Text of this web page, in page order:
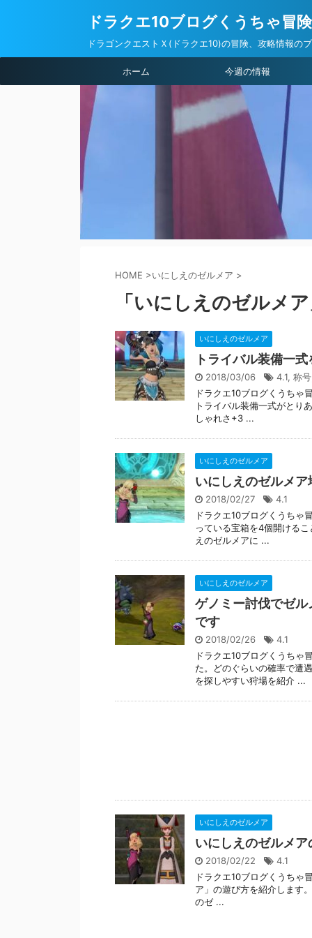
ドラクエ10ブログくうちゃ冒
ドラゴンクエストＸ(ドラクエ10)の冒険、攻略情報の
ホーム 今週の情報
HOME >いにしえのゼルメア >
「いにしえのゼルメ
いにしえのゼルメア
トライバル装備一
2018/03/06 4.1, 称号
ドラクエ10ブログくうちゃ
トライバル装備一式がとり
しゃれさ+3 ...
いにしえのゼルメア
いにしえのゼルメ
2018/02/27
4.1
ドラクエ10ブログくうちゃ
っている宝箱を4個開ける
えのゼルメアに ...
いにしえのゼルメア
ゲノミー討伐でゼ
です
2018/02/26
4.1
ドラクエ10ブログくうちゃ
た。どのぐらいの確率で遭
を探しやすい狩場を紹介 ...
いにしえのゼルメア
いにしえのゼルメ
2018/02/22
4.1
ドラクエ10ブログくうちゃ
ア」の遊び方を紹介します
のゼ ...